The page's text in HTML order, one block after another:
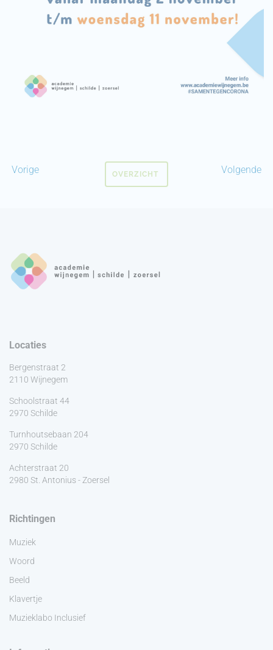
Vorige Volgende
OVERZICHT
Locaties
Bergenstraat 2
2110 Wijnegem
Schoolstraat 44
2970 Schilde
Turnhoutsebaan 204
2970 Schilde
Achterstraat 20
2980 St. Antonius - Zoersel
Richtingen
Muziek
Woord
Beeld
Klavertje
Muzieklabo Inclusief